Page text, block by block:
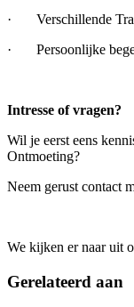
· Verschillende
· Persoonlijke
Intresse of vragen?
Wil je eerst eens
Ontmoeting?
Neem gerust contact
We kijken er naar uit
Gerelateerd aan